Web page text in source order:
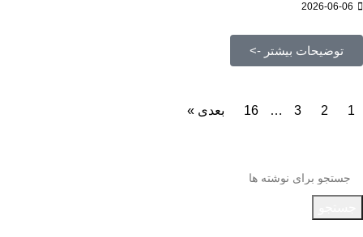
توضیحات بیشتر ->
1
2
3
…
16 بعدی »